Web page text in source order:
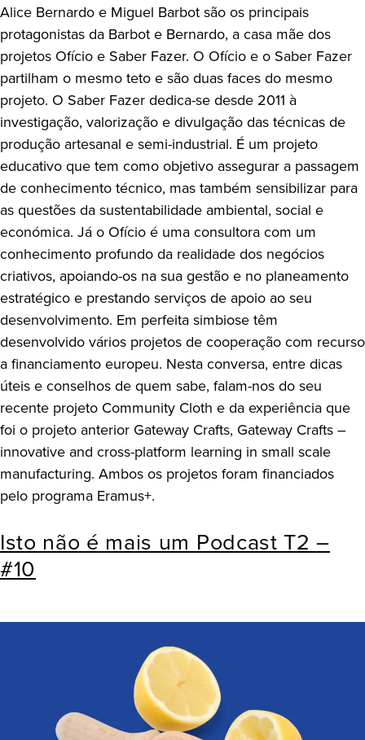
Alice Bernardo e Miguel Barbot são os principais
protagonistas da Barbot e Bernardo, a casa mãe dos
projetos Ofício e Saber Fazer. O Ofício e o Saber Fazer
partilham o mesmo teto e são duas faces do mesmo
projeto. O Saber Fazer dedica-se desde 2011 à
investigação, valorização e divulgação das técnicas de
produção artesanal e semi-industrial. É um projeto
educativo que tem como objetivo assegurar a passagem
de conhecimento técnico, mas também sensibilizar para
as questões da sustentabilidade ambiental, social e
económica. Já o Ofício é uma consultora com um
conhecimento profundo da realidade dos negócios
criativos, apoiando-os na sua gestão e no planeamento
estratégico e prestando serviços de apoio ao seu
desenvolvimento. Em perfeita simbiose têm
desenvolvido vários projetos de cooperação com recurso
a financiamento europeu. Nesta conversa, entre dicas
úteis e conselhos de quem sabe, falam-nos do seu
recente projeto Community Cloth e da experiência que
foi o projeto anterior Gateway Crafts, Gateway Crafts –
innovative and cross-platform learning in small scale
manufacturing. Ambos os projetos foram financiados
pelo programa Eramus+.
Isto não é mais um Podcast T2 –
#10